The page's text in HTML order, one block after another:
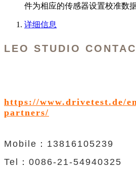
件为相应的传感器设置校准数据
详细信息
LEO STUDIO
https://www.drivetest.de/
partners/
Mobile：13816105239
Tel：0086-21-54940325